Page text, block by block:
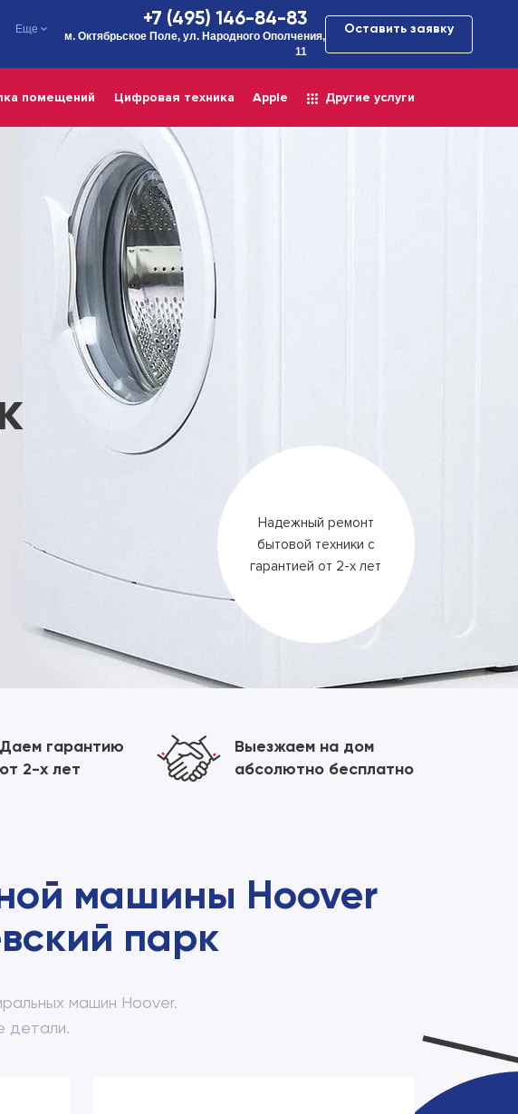
Еще +7 (495) 146-84-83
м. Октябрьское Поле, ул. Народного Ополчения,
11
Оставить заявку
помещений Цифровая техника Apple Другие услуги
Надежный ремонт
бытовой техники с
гарантией от 2-х лет
Даем гарантию
от 2-х лет
Выезжаем на дом
абсолютно бесплатно
машины Hoover
парк
машин Hoover.
детали.